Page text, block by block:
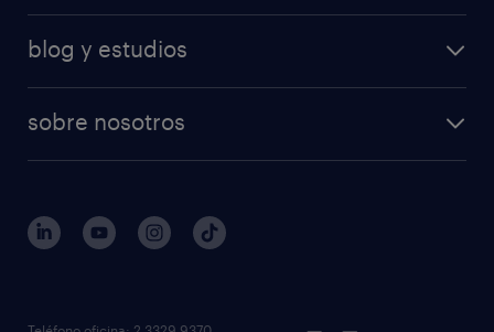
blog y estudios
sobre nosotros